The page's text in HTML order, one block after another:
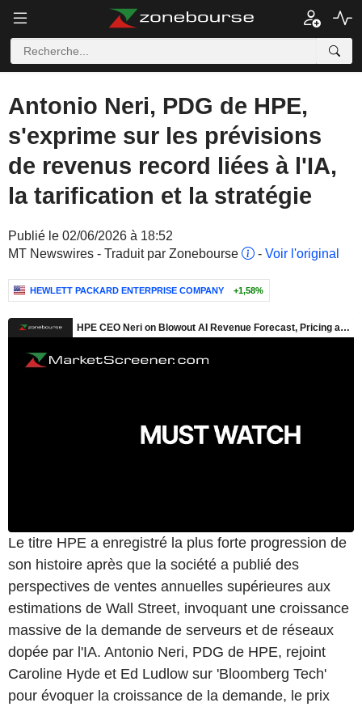
Antonio Neri, PDG de HPE,
s'exprime sur les prévisions
de revenus record liées à l'IA,
la tarification et la stratégie
Publié le 02/06/2026 à 18:52
MT Newswires - Traduit par Zonebourse
- Voir l'original
HEWLETT PACKARD ENTERPRISE COMPANY +1,58%
Le titre HPE a enregistré la plus forte progression de
son histoire après que la société a publié des
perspectives de ventes annuelles supérieures aux
estimations de Wall Street, invoquant une croissance
massive de la demande de serveurs et de réseaux
dopée par l'IA. Antonio Neri, PDG de HPE, rejoint
Caroline Hyde et Ed Ludlow sur 'Bloomberg Tech'
pour évoquer la croissance de la demande, le prix